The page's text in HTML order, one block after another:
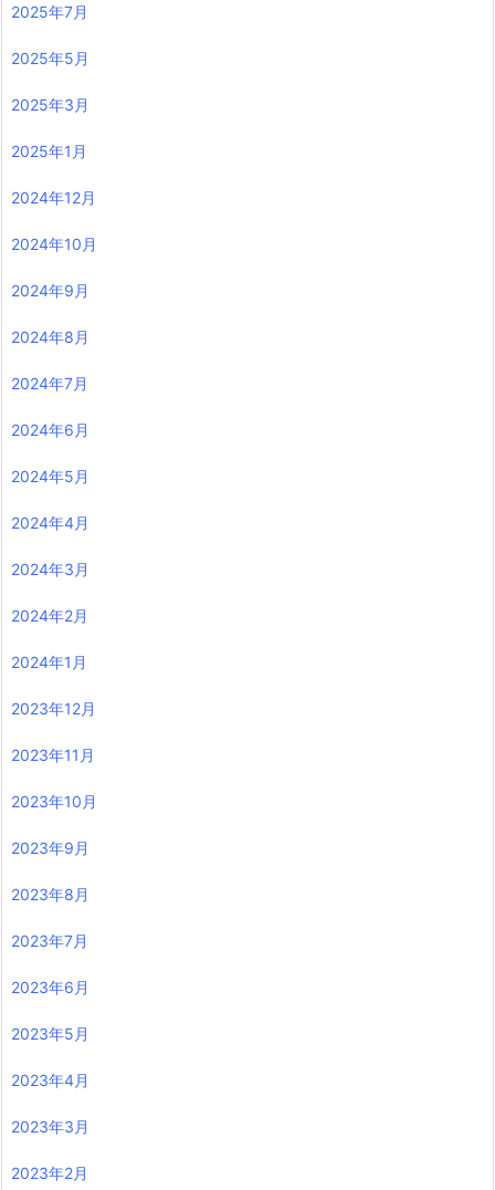
2025年7月
2025年5月
2025年3月
2025年1月
2024年12月
2024年10月
2024年9月
2024年8月
2024年7月
2024年6月
2024年5月
2024年4月
2024年3月
2024年2月
2024年1月
2023年12月
2023年11月
2023年10月
2023年9月
2023年8月
2023年7月
2023年6月
2023年5月
2023年4月
2023年3月
2023年2月